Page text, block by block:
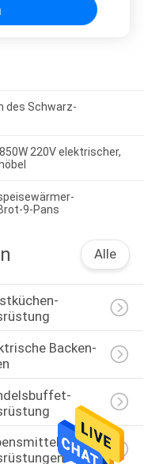
des Schwarz-
220V elektrischer,
9-Pans
Alle
Backen-